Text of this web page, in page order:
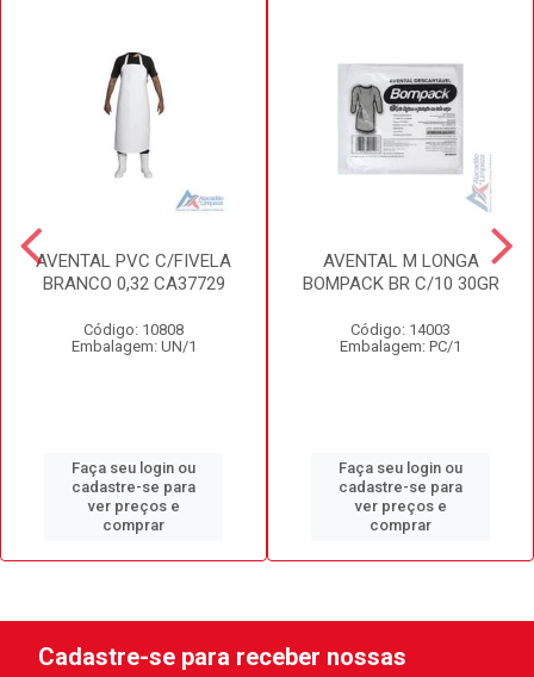
AVENTAL PVC C/FIVELA
BRANCO 0,32 CA37729
Código: 10808
Embalagem: UN/1
Faça seu login ou
cadastre-se para
ver preços e
comprar
AVENTAL M LONGA
BOMPACK BR C/10 30GR
Código: 14003
Embalagem: PC/1
Faça seu login ou
cadastre-se para
ver preços e
comprar
Cadastre-se para receber nossas